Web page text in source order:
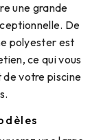
une grande
De
polyester est
ce qui vous
votre piscine